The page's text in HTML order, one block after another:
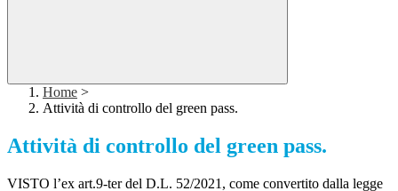
Home >
Attività di controllo del green pass.
Attività di controllo del green pass.
VISTO l’ex art.9-ter del D.L. 52/2021, come convertito dalla legge